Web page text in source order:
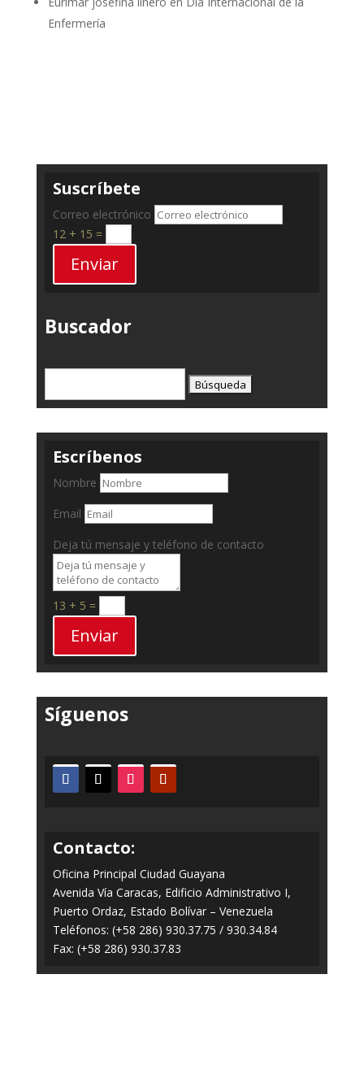
Enfermería
Suscríbete
Correo electrónico
12 + 15 =
Enviar
Buscador
Escríbenos
Nombre
Email
Deja tú mensaje y teléfono de contacto
13 + 5 =
Enviar
Síguenos
Contacto:
Oficina Principal Ciudad Guayana
Avenida Vía Caracas, Edificio Administrativo I,
Puerto Ordaz, Estado Bolívar – Venezuela
Teléfonos: (+58 286) 930.37.75 / 930.34.84
Fax: (+58 286) 930.37.83